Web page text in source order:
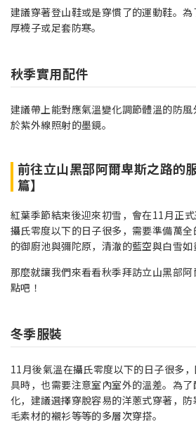
建議穿著登山鞋或是穿慣了的運動鞋。
厚襪子或足套防寒。
秋季實用配件
建議帶上能對應氣溫變化調節體溫的防
於紫外線照射的墨鏡。
前往立山黑部阿爾卑斯之路的
篇】
紅葉季節結束後迎來初雪，會在11月正
攝氏零度以下的日子很多，需要準備萬
的御廚池與彌陀原，清澈的藍空與白雪如
那麼就讓我們來看看秋季拜訪立山黑部
點吧！
冬季服裝
11月後氣溫在攝氏零度以下的日子很多
具時，也需要注意室內室外的溫差。為
化，建議選擇穿脫容易的洋蔥式穿著，
毛素材的襯衫等等的多層次穿搭。